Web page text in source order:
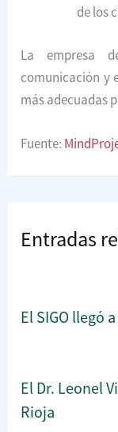
de los
La empresa
comunicación y
más adecuadas
Fuente:
Entradas
El SIGO llegó
El Dr. Leonel
Rioja